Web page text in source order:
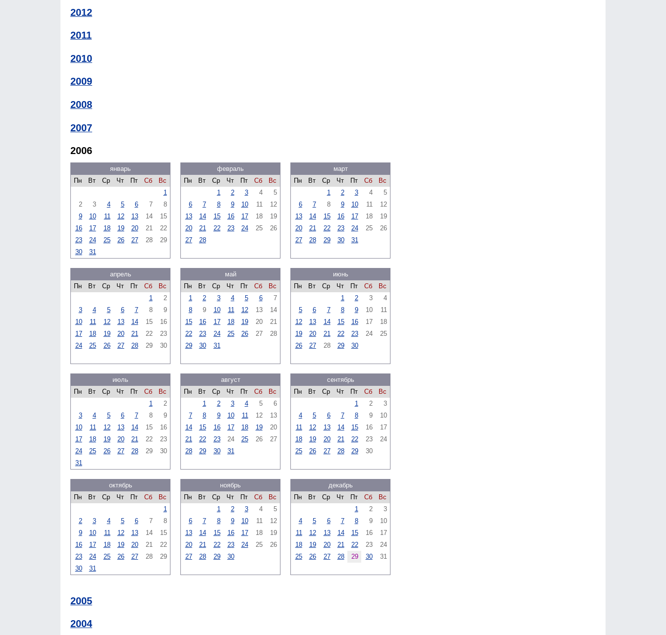
2012
2011
2010
2009
2008
2007
2006
январь
Пн
Вт Ср Чт Пт Сб
Вс
1
2
3 4 5 6 7
8
9
10 11 12 13 14
15
16
17 18 19 20 21
22
23
24 25 26 27 28
29
30
31
февраль
Пн
Вт Ср Чт Пт Сб
Вс
1
2 3 4
5
6
7 8 9 10 11
12
13
14 15 16 17 18
19
20
21 22 23 24 25
26
27
28
март
Пн
Вт Ср Чт Пт Сб
Вс
1
2 3 4
5
6
7 8 9 10 11
12
13
14 15 16 17 18
19
20
21 22 23 24 25
26
27
28 29 30 31
апрель
Пн
Вт Ср Чт Пт Сб
Вс
1
2
3
4 5 6 7 8
9
10
11 12 13 14 15
16
17
18 19 20 21 22
23
24
25 26 27 28 29 30
май
Пн
Вт Ср Чт Пт Сб
Вс
1
2 3 4 5 6
7
8
9 10 11 12 13
14
15
16 17 18 19 20
21
22
23 24 25 26 27
28
29
30 31
июнь
Пн
Вт Ср Чт Пт Сб
Вс
1
2 3
4
5
6 7 8 9 10
11
12
13 14 15 16 17
18
19
20 21 22 23 24
25
26
27 28 29 30
июль
Пн
Вт Ср Чт Пт Сб
Вс
1
2
3
4 5 6 7 8
9
10
11 12 13 14 15
16
17
18 19 20 21 22
23
24
25 26 27 28 29
30
31
август
Пн
Вт Ср Чт Пт Сб
Вс
1
2 3 4 5
6
7
8 9 10 11 12
13
14
15 16 17 18 19
20
21
22 23 24 25 26
27
28
29 30 31
сентябрь
Пн
Вт Ср Чт Пт Сб
Вс
1
2
3
4
5 6 7 8 9
10
11
12 13 14 15 16
17
18
19 20 21 22 23
24
25
26 27 28 29 30
октябрь
Пн
Вт Ср Чт Пт Сб
Вс
1
2
3 4 5 6 7
8
9
10 11 12 13 14
15
16
17 18 19 20 21
22
23
24 25 26 27 28
29
30
31
ноябрь
Пн
Вт Ср Чт Пт Сб
Вс
1
2 3 4
5
6
7 8 9 10 11
12
13
14 15 16 17 18
19
20
21 22 23 24 25
26
27
28 29 30
декабрь
Пн
Вт Ср Чт Пт Сб
Вс
1
2
3
4
5 6 7 8 9
10
11
12 13 14 15 16
17
18
19 20 21 22 23
24
25
26 27 28 29 30 31
2005
2004